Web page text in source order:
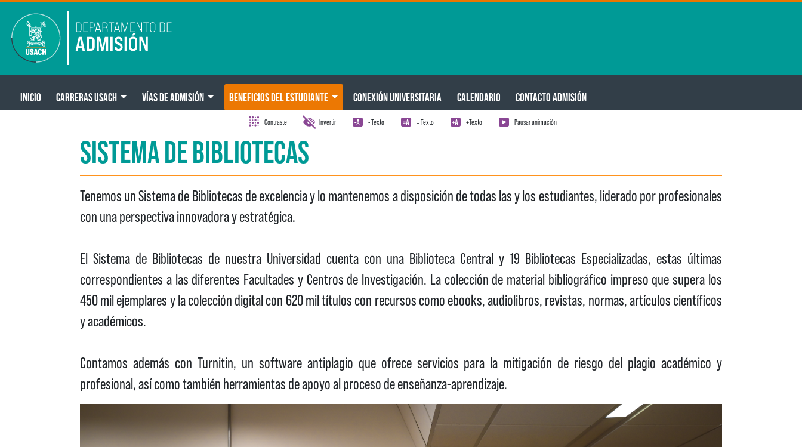
Main navigation
INICIO CARRERAS USACH VÍAS DE ADMISIÓN BENEFICIOS DEL ESTUDIANTE CONEXIÓN UNIVERSITARIA CALENDARIO CONTACTO ADMISIÓN
Contraste Invertir - Texto = Texto +Texto Pausar animación
SISTEMA DE BIBLIOTECAS
Tenemos un Sistema de Bibliotecas de excelencia y lo mantenemos a disposición de todas las y los estudiantes, liderado por profesionales
con una perspectiva innovadora y estratégica.
El Sistema de Bibliotecas de nuestra Universidad cuenta con una Biblioteca Central y 19 Bibliotecas Especializadas, estas últimas
correspondientes a las diferentes Facultades y Centros de Investigación. La colección de material bibliográfico impreso que supera los
450 mil ejemplares y la colección digital con 620 mil títulos con recursos como ebooks, audiolibros, revistas, normas, artículos científicos
y académicos.
Contamos además con Turnitin, un software antiplagio que ofrece servicios para la mitigación de riesgo del plagio académico y
profesional, así como también herramientas de apoyo al proceso de enseñanza-aprendizaje.